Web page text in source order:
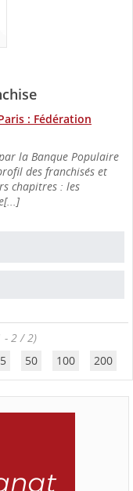
: Fédération
la Banque Populaire
des franchisés et
chapitres : les
- 2 / 2)
50 100 200